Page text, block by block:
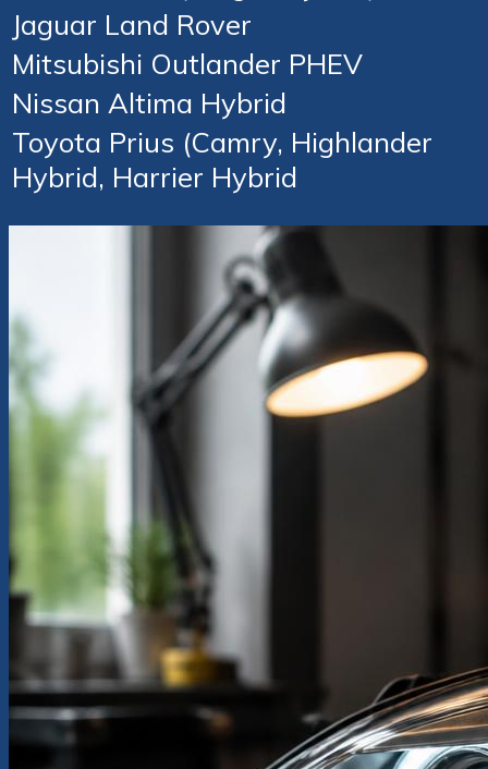
Jaguar Land Rover
Mitsubishi Outlander PHEV
Nissan Altima Hybrid
Toyota Prius (Camry, Highlander
Hybrid, Harrier Hybrid